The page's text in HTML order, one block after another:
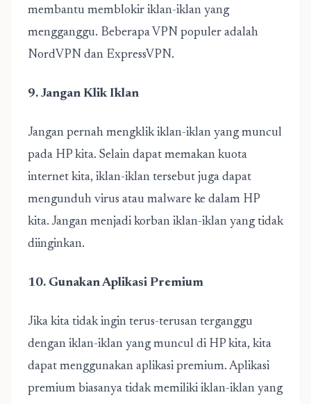
membantu memblokir iklan-iklan yang
mengganggu. Beberapa VPN populer adalah
NordVPN dan ExpressVPN.
9. Jangan Klik Iklan
Jangan pernah mengklik iklan-iklan yang muncul
pada HP kita. Selain dapat memakan kuota
internet kita, iklan-iklan tersebut juga dapat
mengunduh virus atau malware ke dalam HP
kita. Jangan menjadi korban iklan-iklan yang tidak
diinginkan.
10. Gunakan Aplikasi Premium
Jika kita tidak ingin terus-terusan terganggu
dengan iklan-iklan yang muncul di HP kita, kita
dapat menggunakan aplikasi premium. Aplikasi
premium biasanya tidak memiliki iklan-iklan yang